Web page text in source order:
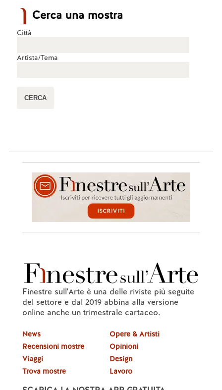
Cerca una mostra
Città
Artista/Tema
Finestre sull'Arte è una delle riviste più seguite
del settore e dal 2019 abbina alla versione
online anche un trimestrale cartaceo.
News
Recensioni mostre
Viaggi
Trova mostre
Opere & Artisti
Opinioni
Design
Lavoro